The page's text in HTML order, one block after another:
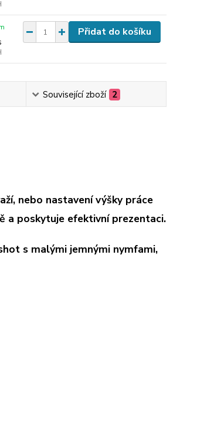
Přidat do košíku
Související zboží 2
nebo nastavení výšky práce
a poskytuje efektivní prezentaci.
s malými jemnými nymfami,